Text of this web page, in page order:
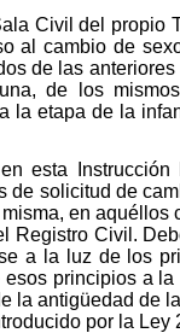
Civil del propio
al cambio de
de las
de los
la etapa de la
esta
solicitud de
en
Civil.
a la luz de los
principios a
la antigüedad de
por la Ley